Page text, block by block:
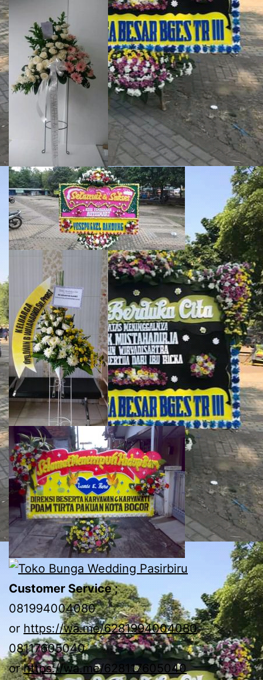
Customer Service ;
081994004080
or https://wa.me/6281994004080
08117605040
orhttps://wa.me/628117605040